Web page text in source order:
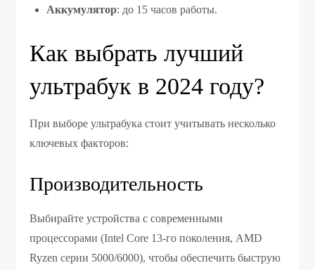
Аккумулятор: до 15 часов работы.
Как выбрать лучший
ультрабук в 2024 году?
При выборе ультрабука стоит учитывать несколько
ключевых факторов:
Производительность
Выбирайте устройства с современными
процессорами (Intel Core 13-го поколения, AMD
Ryzen серии 5000/6000), чтобы обеспечить быструю